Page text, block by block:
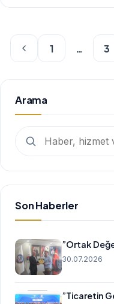
1 … 3
Arama
Arama:
Son Haberler
”Ortak
30.07.2026
”Ticaretin